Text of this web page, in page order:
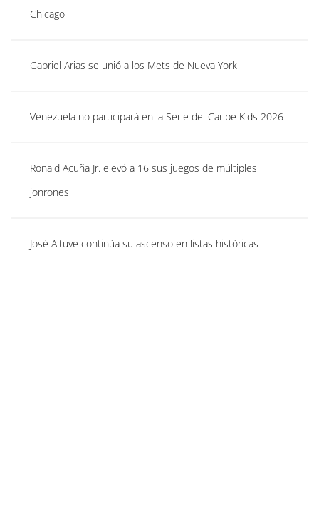
Chicago
Gabriel Arias se unió a los Mets de Nueva York
Venezuela no participará en la Serie del Caribe Kids 2026
Ronald Acuña Jr. elevó a 16 sus juegos de múltiples
jonrones
José Altuve continúa su ascenso en listas históricas